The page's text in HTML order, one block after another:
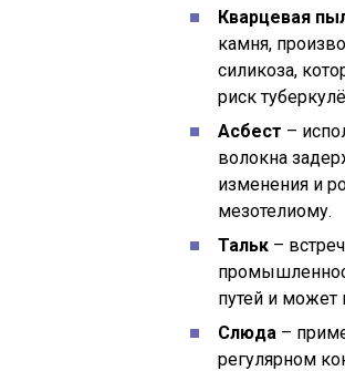
Кварцевая
камня,
силикоза,
риск
Асбест –
волокна
изменения и
мезотелиому.
Тальк –
путей и может
Слюда –
регулярном